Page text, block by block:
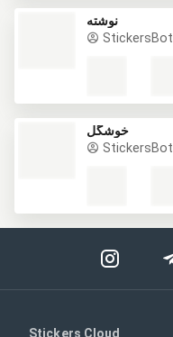
نوشته
StickersBot
خوشگل
StickersBot
Stickers Cloud